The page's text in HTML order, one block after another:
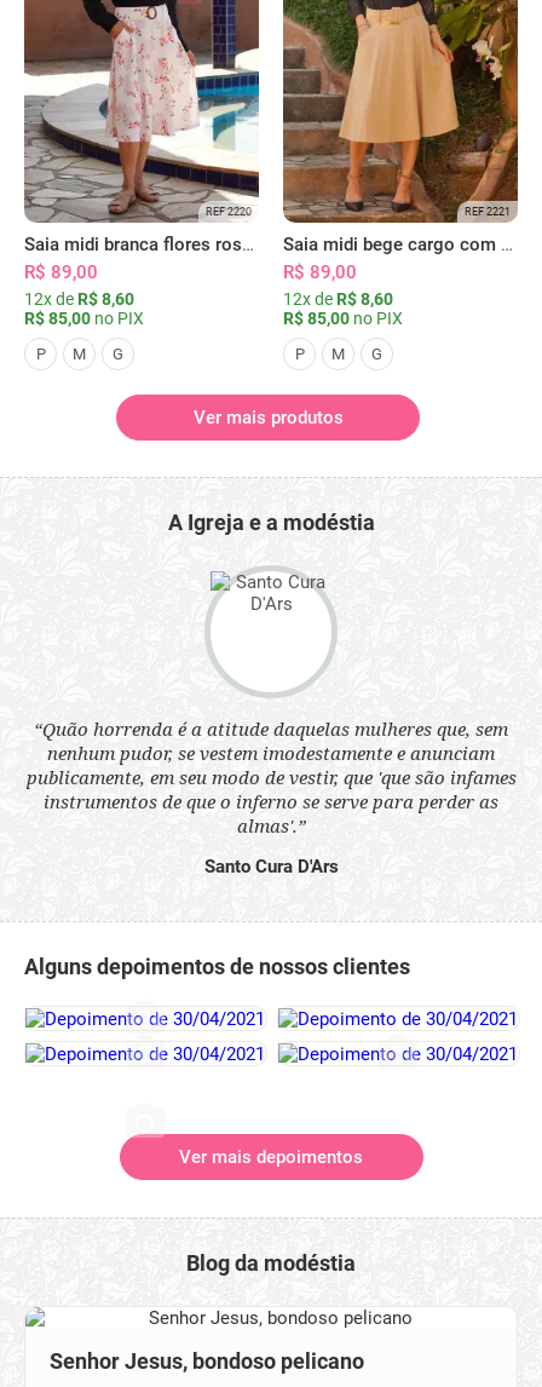
REF 2220
Saia midi branca flores rosas com bolsos
R$ 89,00
12x de R$ 8,60
R$ 85,00 no PIX
P M G
REF 2221
Saia midi bege cargo com bolsos
R$ 89,00
12x de R$ 8,60
R$ 85,00 no PIX
P M G
Ver mais produtos
A Igreja e a modéstia
“Quão horrenda é a atitude daquelas mulheres que, sem
nenhum pudor, se vestem imodestamente e anunciam
publicamente, em seu modo de vestir, que 'que são infames
instrumentos de que o inferno se serve para perder as
almas'.”
Santo Cura D'Ars
Alguns depoimentos de nossos clientes
Ver mais depoimentos
Blog da modéstia
Senhor Jesus, bondoso pelicano